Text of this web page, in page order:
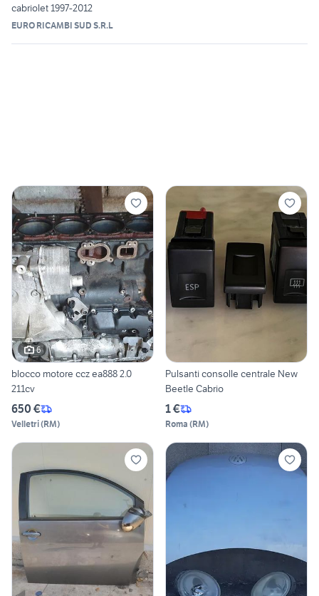
cabriolet 1997-2012
EURO RICAMBI SUD S.R.L
6
blocco motore ccz ea888 2.0
211cv
650 €
Velletri(RM)
Pulsanti consolle centrale New
Beetle Cabrio
1 €
Roma (RM)